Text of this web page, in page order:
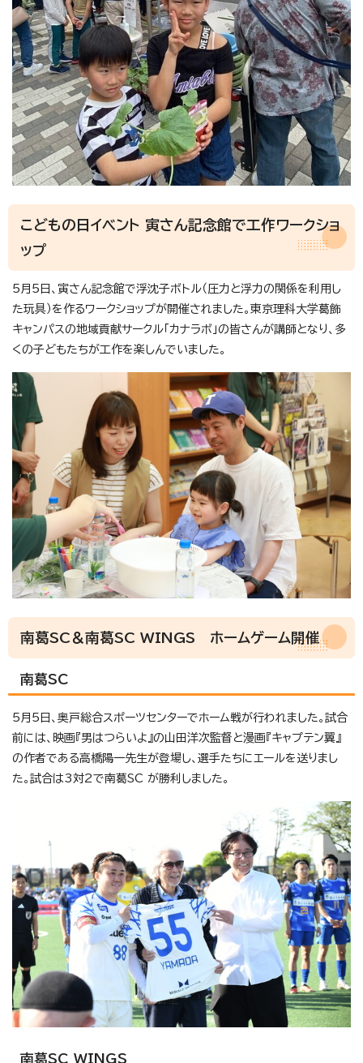
こどもの日イベント 寅さん記念館で工作ワークショ
ップ
5月5日、寅さん記念館で浮沈子ボトル（圧力と浮力の関係を利用し
た玩具）を作るワークショップが開催されました。東京理科大学葛飾
キャンパスの地域貢献サークル「カナラボ」の皆さんが講師となり、多
くの子どもたちが工作を楽しんでいました。
南葛SC＆南葛SC WINGS ホームゲーム開催
南葛SC
5月5日、奥戸総合スポーツセンターでホーム戦が行われました。試合
前には、映画『男はつらいよ』の山田洋次監督と漫画『キャプテン翼』
の作者である高橋陽一先生が登場し、選手たちにエールを送りまし
た。試合は3対2で南葛SC が勝利しました。
南葛SC WINGS